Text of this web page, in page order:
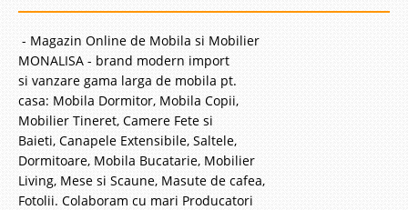
- Magazin Online de Mobila si Mobilier
MONALISA - brand modern import
si vanzare gama larga de mobila pt.
casa: Mobila Dormitor, Mobila Copii,
Mobilier Tineret, Camere Fete si
Baieti, Canapele Extensibile, Saltele,
Dormitoare, Mobila Bucatarie, Mobilier
Living, Mese si Scaune, Masute de cafea,
Fotolii. Colaboram cu mari Producatori